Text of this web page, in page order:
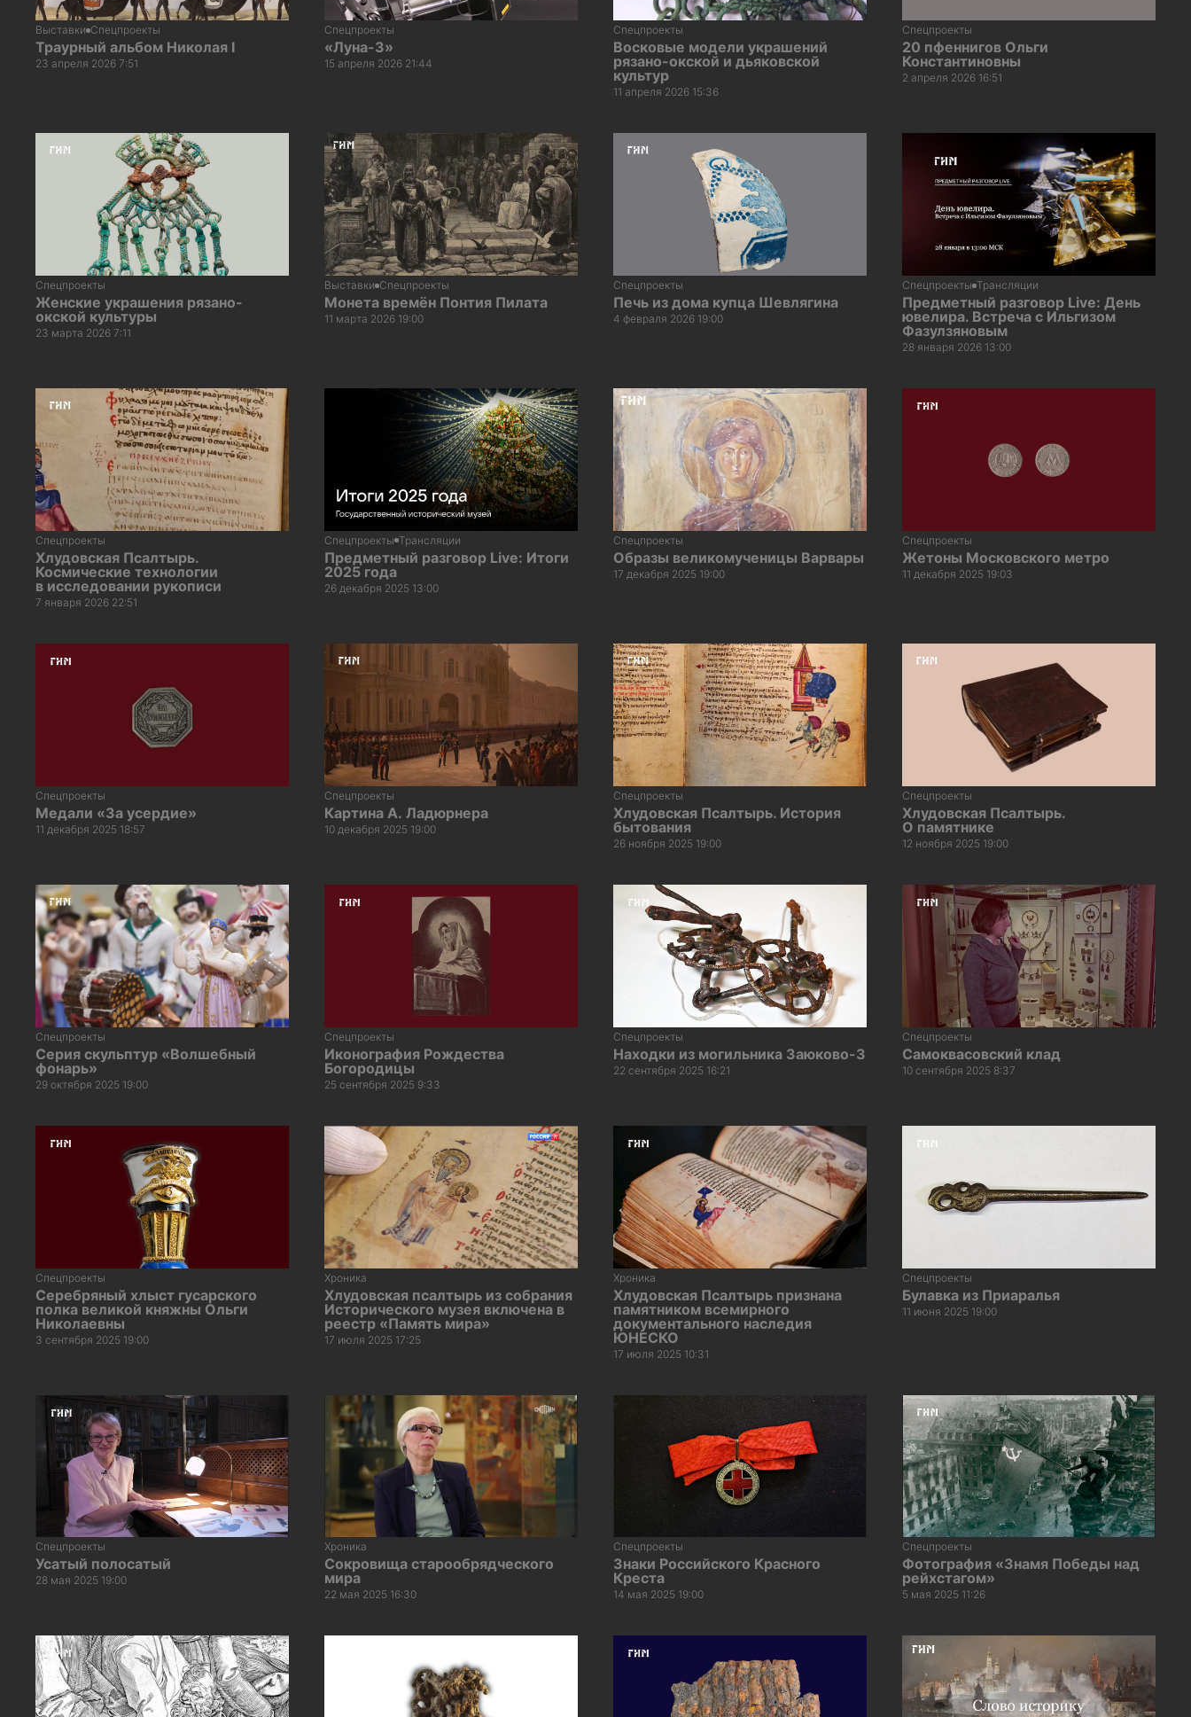
Выставки Спецпроекты
Траурный альбом Николая I
23 апреля 2026 7:51
Спецпроекты
«Луна-3»
15 апреля 2026 21:44
Спецпроекты
Восковые модели украшений
рязано-окской и дьяковской
культур
11 апреля 2026 15:36
Спецпроекты
20 пфеннигов Ольги
Константиновны
2 апреля 2026 16:51
Спецпроекты
Женские украшения рязано-
окской культуры
23 марта 2026 7:11
Выставки Спецпроекты
Монета времён Понтия Пилата
11 марта 2026 19:00
Спецпроекты
Печь из дома купца Шевлягина
4 февраля 2026 19:00
Спецпроекты Трансляции
Предметный разговор Live: День
ювелира. Встреча с Ильгизом
Фазулзяновым
28 января 2026 13:00
Спецпроекты
Хлудовская Псалтырь.
Космические технологии
в исследовании рукописи
7 января 2026 22:51
Спецпроекты Трансляции
Предметный разговор Live: Итоги
2025 года
26 декабря 2025 13:00
Спецпроекты
Образы великомученицы Варвары
17 декабря 2025 19:00
Спецпроекты
Жетоны Московского метро
11 декабря 2025 19:03
Спецпроекты
Медали «За усердие»
11 декабря 2025 18:57
Спецпроекты
Картина А. Ладюрнера
10 декабря 2025 19:00
Спецпроекты
Хлудовская Псалтырь. История
бытования
26 ноября 2025 19:00
Спецпроекты
Хлудовская Псалтырь.
О памятнике
12 ноября 2025 19:00
Спецпроекты
Серия скульптур «Волшебный
фонарь»
29 октября 2025 19:00
Спецпроекты
Иконография Рождества
Богородицы
25 сентября 2025 9:33
Спецпроекты
Находки из могильника Заюково-3
22 сентября 2025 16:21
Спецпроекты
Самоквасовский клад
10 сентября 2025 8:37
Спецпроекты
Серебряный хлыст гусарского
полка великой княжны Ольги
Николаевны
3 сентября 2025 19:00
Хроника
Хлудовская псалтырь из собрания
Исторического музея включена в
реестр «Память мира»
17 июля 2025 17:25
Хроника
Хлудовская Псалтырь признана
памятником всемирного
документального наследия
ЮНЕСКО
17 июля 2025 10:31
Спецпроекты
Булавка из Приаралья
11 июня 2025 19:00
Спецпроекты
Усатый полосатый
28 мая 2025 19:00
Хроника
Сокровища старообрядческого
мира
22 мая 2025 16:30
Спецпроекты
Знаки Российского Красного
Креста
14 мая 2025 19:00
Спецпроекты
Фотография «Знамя Победы над
рейхстагом»
5 мая 2025 11:26